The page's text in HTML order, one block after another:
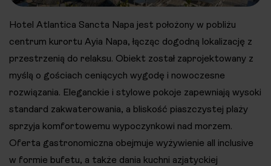
Hotel Atlantica Sancta Napa jest położony w pobliżu
centrum kurortu Ayia Napa, łącząc dogodną lokalizację z
przestrzenią do relaksu. Obiekt został zaprojektowany z
myślą o gościach ceniących wygodę i nowoczesne
rozwiązania. Eleganckie i stylowe pokoje zapewniają wysoki
standard zakwaterowania, a bliskość piaszczystej plaży
sprzyja komfortowemu wypoczynkowi nad morzem.
Oferta gastronomiczna obejmuje wyżywienie all inclusive
w formie bufetu, a także dania kuchni azjatyckiej